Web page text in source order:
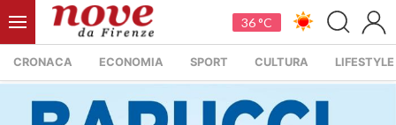
36 °C
CRONACA ECONOMIA SPORT CULTURA LIFESTYLE